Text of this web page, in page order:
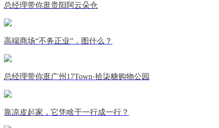
总经理带你逛贵阳阿云朵仓
高端商场“不务正业”，图什么？
总经理带你逛广州17Town·拾柒糖购物公园
靠凉皮起家，它凭啥干一行成一行？